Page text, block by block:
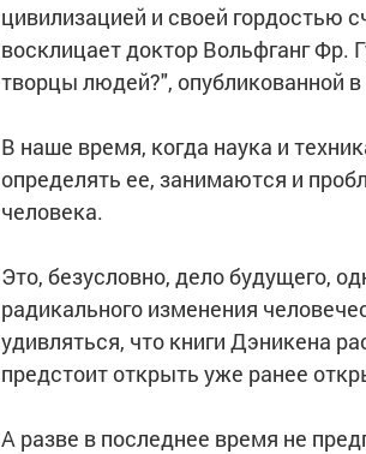
цивилизацией и своей гордостью
восклицает доктор Вольфганг Фр.
творцы людей?", опубликованной
В наше время, когда наука и
определять ее, занимаются и
человека.
Это, безусловно, дело будущего,
радикального изменения
удивляться, что книги Дэникена
предстоит открыть уже ранее
А разве в последнее время не